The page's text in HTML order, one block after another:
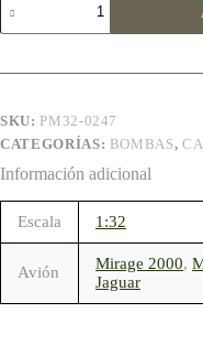
SKU: PM32-0247
CATEGORÍAS: BOMBAS,
Información adicional
Escala 1:32
Avión Mirage 2000,
Jaguar